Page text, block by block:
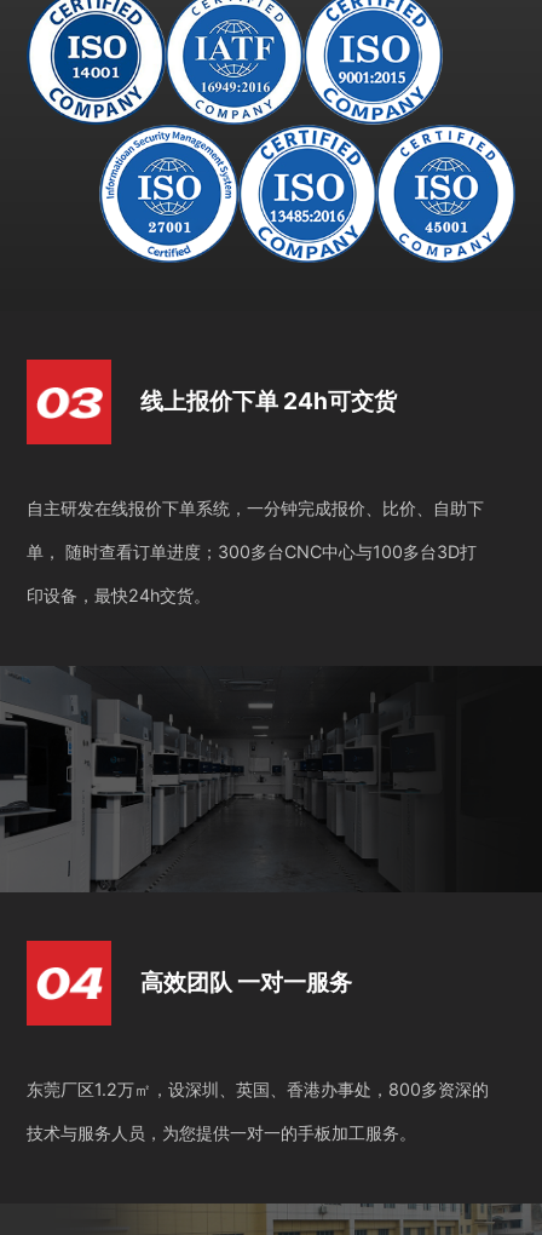
线上报价下单 24h可交货
自主研发在线报价下单系统，一分钟完成报价、比价、自助下
单， 随时查看订单进度；300多台CNC中心与100多台3D打
印设备，最快24h交货。
高效团队 一对一服务
东莞厂区1.2万㎡，设深圳、英国、香港办事处，800多资深的
技术与服务人员，为您提供一对一的手板加工服务。